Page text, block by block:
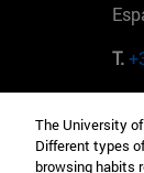
T.
The University
Different types
browsing habits